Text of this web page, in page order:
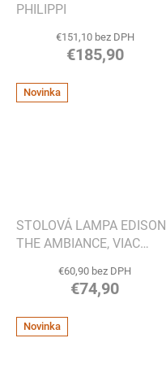
PHILIPPI
€151,10 bez DPH
€185,90
Novinka
STOLOVÁ LAMPA EDISON
THE AMBIANCE, VIAC
€60,90 bez DPH
€74,90
Novinka